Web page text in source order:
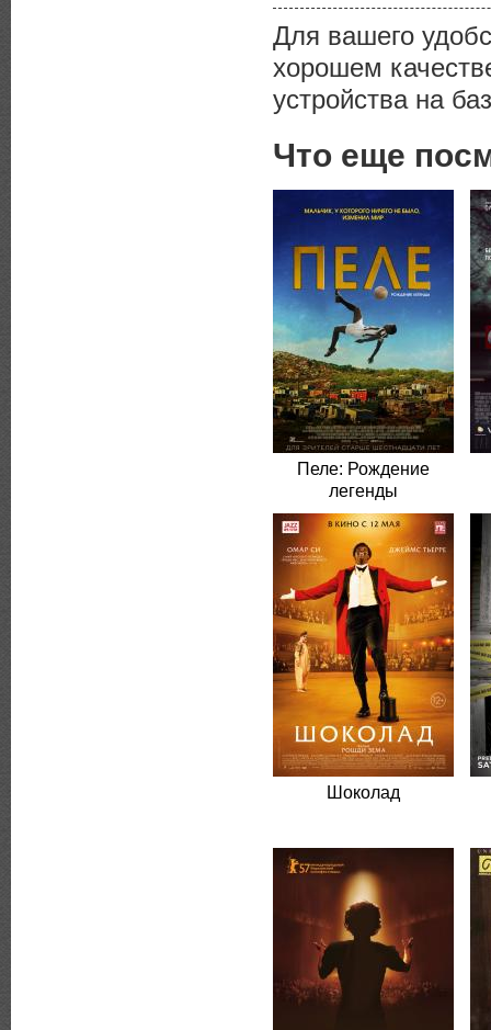
Для вашего
хорошем
устройства на
Что еще
Пеле: Рождение
легенды
Шоколад